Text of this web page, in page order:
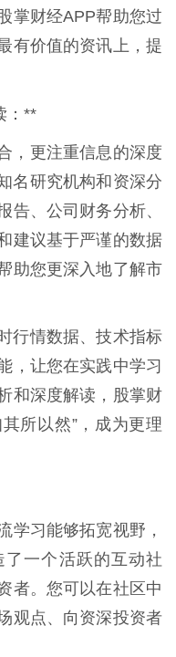
掌财经APP帮助您过
有价值的资讯上，提
：**
，更注重信息的深度
名研究机构和资深分
告、公司财务分析、
建议基于严谨的数据
助您更深入地了解市
行情数据、技术指标
，让您在实践中学习
和深度解读，股掌财
所以然”，成为更理
学习能够拓宽视野，
一个活跃的互动社
者。您可以在社区中
观点、向资深投资者